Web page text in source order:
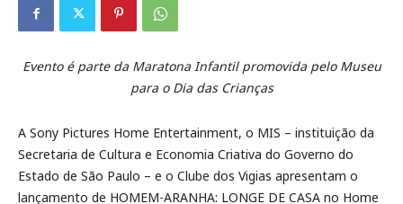
Evento é parte da Maratona Infantil promovida pelo Museu
para o Dia das Crianças
A Sony Pictures Home Entertainment, o MIS – instituição da
Secretaria de Cultura e Economia Criativa do Governo do
Estado de São Paulo – e o Clube dos Vigias apresentam o
lançamento de HOMEM-ARANHA: LONGE DE CASA no Home